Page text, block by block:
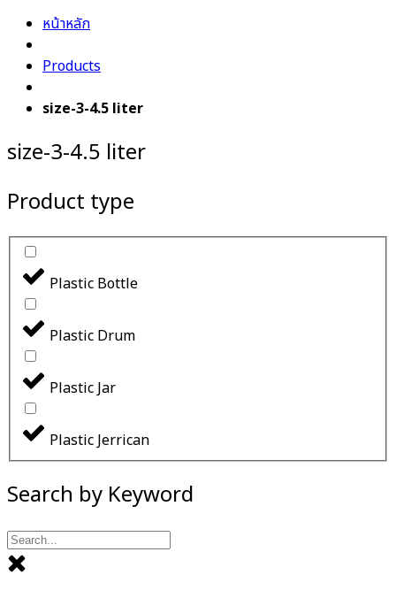
หน้าหลัก
Products
size-3-4.5 liter
size-3-4.5 liter
Product type
Plastic Bottle
Plastic Drum
Plastic Jar
Plastic Jerrican
Search by Keyword